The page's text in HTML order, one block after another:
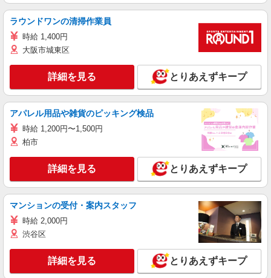
ラウンドワンの清掃作業員
時給 1,400円
大阪市城東区
詳細を見る とりあえずキープ
アパレル用品や雑貨のピッキング検品
時給 1,200円〜1,500円
柏市
詳細を見る とりあえずキープ
マンションの受付・案内スタッフ
時給 2,000円
渋谷区
詳細を見る とりあえずキープ